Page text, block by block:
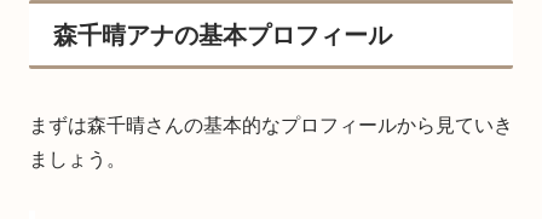
森千晴アナの基本プロフィール
まずは森千晴さんの基本的なプロフィールから見ていき
ましょう。